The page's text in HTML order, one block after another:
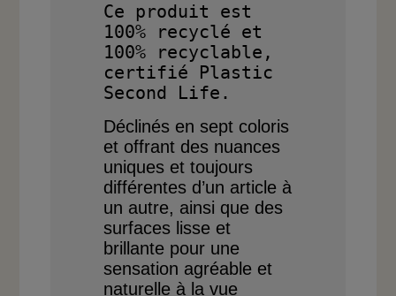
Ce produit est
100% recyclé et
100% recyclable,
certifié Plastic
Déclinés en sept coloris
et offrant des nuances
uniques et toujours
différentes d’un article à
un autre, ainsi que des
surfaces lisse et
brillante pour une
sensation agréable et
naturelle à lavue